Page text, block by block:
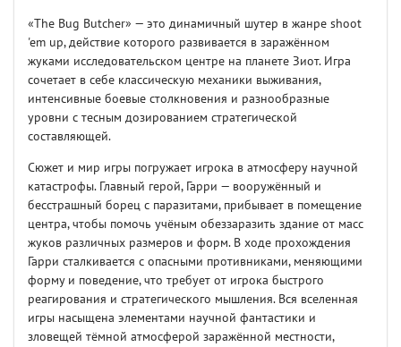
«The Bug Butcher» — это динамичный шутер в жанре shoot
'em up, действие которого развивается в заражённом
жуками исследовательском центре на планете Зиот. Игра
сочетает в себе классическую механики выживания,
интенсивные боевые столкновения и разнообразные
уровни с тесным дозированием стратегической
составляющей.
Сюжет и мир игры погружает игрока в атмосферу научной
катастрофы. Главный герой, Гарри — вооружённый и
бесстрашный борец с паразитами, прибывает в помещение
центра, чтобы помочь учёным обеззаразить здание от масс
жуков различных размеров и форм. В ходе прохождения
Гарри сталкивается с опасными противниками, меняющими
форму и поведение, что требует от игрока быстрого
реагирования и стратегического мышления. Вся вселенная
игры насыщена элементами научной фантастики и
зловещей тёмной атмосферой заражённой местности,